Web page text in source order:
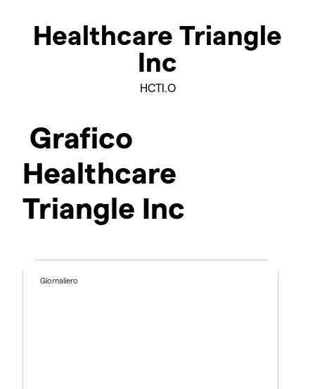
Healthcare Triangle
Inc
HCTI.O
Grafico
Healthcare
Triangle Inc
Giornaliero